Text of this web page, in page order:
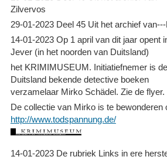
Zilvervos
29-01-2023 Deel 45 Uit het archief
14-01-2023 Op 1 april van dit jaar opent
Jever (in het noorden van Duitsland)
het KRIMIMUSEUM. Initiatiefnemer is
Duitsland bekende detective boeken
verzamelaar Mirko Schädel. Zie de flyer.
De collectie van Mirko is te bewonderen
http://www.todspannung.de/
14-01-2023 De rubriek Links in ere